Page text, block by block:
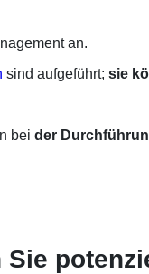
an.
sind aufgeführt; sie
bei der